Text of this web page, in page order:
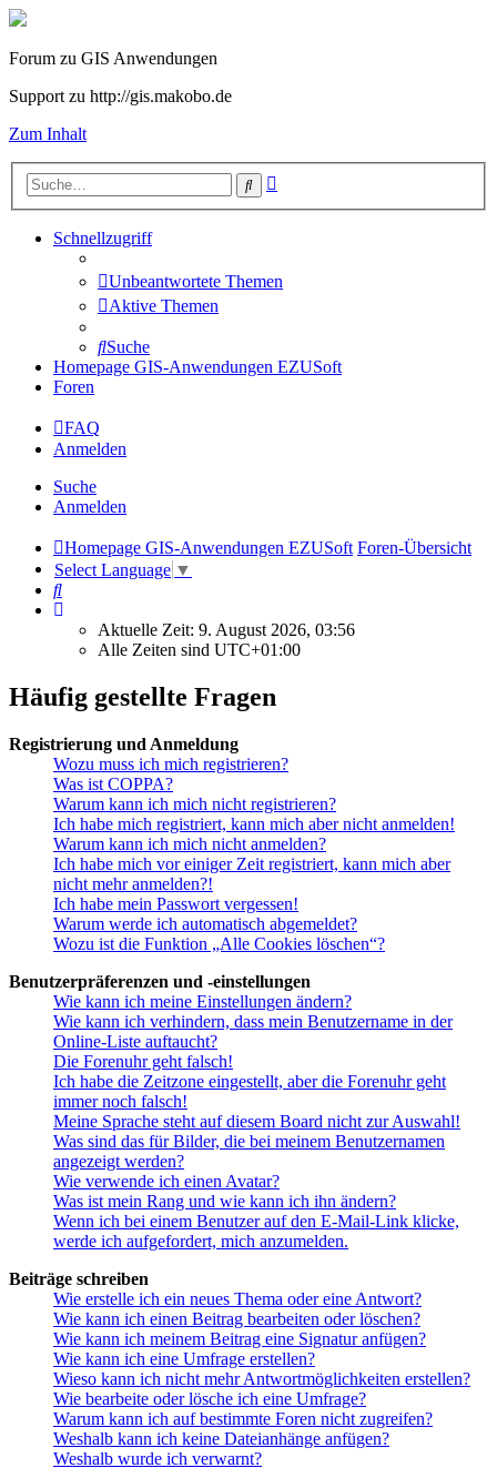
Forum zu GIS Anwendungen
Support zu http://gis.makobo.de
Zum Inhalt
Suche
Schnellzugriff
Unbeantwortete Themen
Aktive Themen
Suche
Homepage GIS-Anwendungen EZUSoft
Foren
FAQ
Anmelden
Suche
Anmelden
Homepage GIS-Anwendungen EZUSoft Foren-Übersicht
Select Language ▼
Suche
Aktuelle Zeit: 9. August 2026, 03:56
Alle Zeiten sind UTC+01:00
Häufig gestellte Fragen
Registrierung und Anmeldung
Wozu muss ich mich registrieren?
Was ist COPPA?
Warum kann ich mich nicht registrieren?
Ich habe mich registriert, kann mich aber nicht anmelden!
Warum kann ich mich nicht anmelden?
Ich habe mich vor einiger Zeit registriert, kann mich aber
nicht mehr anmelden?!
Ich habe mein Passwort vergessen!
Warum werde ich automatisch abgemeldet?
Wozu ist die Funktion „Alle Cookies löschen“?
Benutzerpräferenzen und -einstellungen
Wie kann ich meine Einstellungen ändern?
Wie kann ich verhindern, dass mein Benutzername in der
Online-Liste auftaucht?
Die Forenuhr geht falsch!
Ich habe die Zeitzone eingestellt, aber die Forenuhr geht
immer noch falsch!
Meine Sprache steht auf diesem Board nicht zur Auswahl!
Was sind das für Bilder, die bei meinem Benutzernamen
angezeigt werden?
Wie verwende ich einen Avatar?
Was ist mein Rang und wie kann ich ihn ändern?
Wenn ich bei einem Benutzer auf den E-Mail-Link klicke,
werde ich aufgefordert, mich anzumelden.
Beiträge schreiben
Wie erstelle ich ein neues Thema oder eine Antwort?
Wie kann ich einen Beitrag bearbeiten oder löschen?
Wie kann ich meinem Beitrag eine Signatur anfügen?
Wie kann ich eine Umfrage erstellen?
Wieso kann ich nicht mehr Antwortmöglichkeiten erstellen?
Wie bearbeite oder lösche ich eine Umfrage?
Warum kann ich auf bestimmte Foren nicht zugreifen?
Weshalb kann ich keine Dateianhänge anfügen?
Weshalb wurde ich verwarnt?